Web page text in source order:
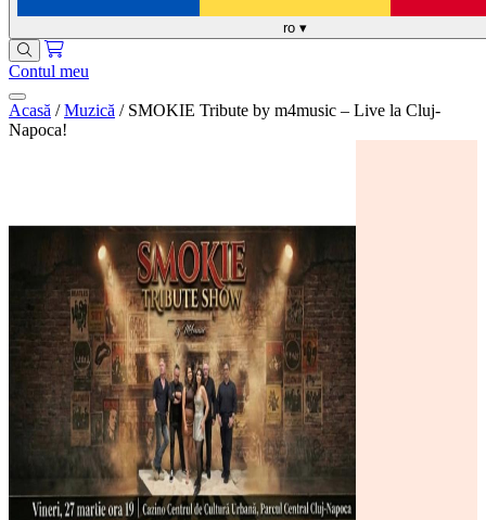
ro ▾
Contul meu
Acasă / Muzică / SMOKIE Tribute by m4music – Live la Cluj-
Napoca!